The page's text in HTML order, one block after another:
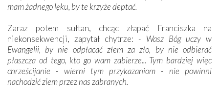
mam żadnego lęku, by te krzyże deptać.
Zaraz potem sułtan, chcąc złapać Franciszka na
niekonsekwencji, zapytał chytrze: - Wasz Bóg uczy w
Ewangelii, by nie odpłacać złem za zło, by nie odbierać
płaszcza od tego, kto go wam zabierze... Tym bardziej więc
chrześcijanie - wierni tym przykazaniom - nie powinni
nachodzić ziem przez nas zabranych.